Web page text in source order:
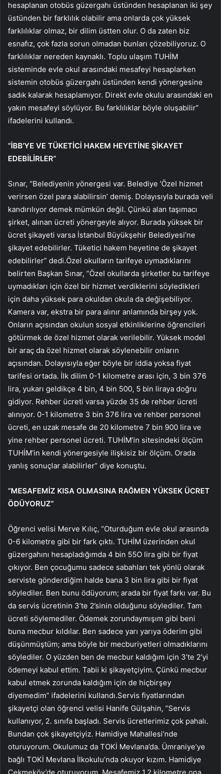
hesaplanan otobüs güzergahı üstünden hesaplanan iki şey
üstünden bir farklılık olabilir ama onlarda çok yüksek
farklılıklar olmaz, bir dilim üstten olur. O da zaten biz
esnafız, çok fazla sorun olmadan bunları çözebiliyoruz. O
farklılıklar nereden kaynaklı. Toplu ulaşım TUHİM
sisteminde evle okul arasındaki mesafeyi hesaplarken
sistemin otobüs güzergahı üstünden kendi yönergesine
sadık kalarak hesaplamıyor. Direkt evle okulu arasındaki en
yakın mesafeyi söylüyor. Bu farklılıklar böyle oluşabilir”
ifadelerini kullandı.
“İBB’YE VE TÜKETİCİ HAKEM HEYETİNE ŞİKAYET
EDEBİLİRLER”
Sınar, “Belediyenin yönergesi var. Belediye ‘Özel hizmet
verirsen özel para alabilirsin’ demiş. Dolayısıyla burada veli
kandırılıyor demek mümkün değil. Çünkü alan taşımacı
şirket, alınan ücreti yönergeyle alıyor. Burada yüksek bir
ücret şikayeti varsa İstanbul Büyükşehir Belediyesi’ne
şikayet edebilirler. Tüketici hakem heyetine de şikayet
edebilirler” dedi.Özel okulların tarifeye uymadıklarını
belirten Başkan Sınar, “Özel okullarda şirketler bu tarifeye
uymadıkları için özel bir hizmet verdiklerini söyledikleri
için daha yüksek para okuldan okula da değişebiliyor.
Kamera var, ekstra bir para alınır anlamında birşey yok.
Onların açısından okulun sosyal etkinliklerine öğrencileri
götürmek de özel hizmet olarak verilebilir. Yüksek model
bir araç da özel hizmet olarak söylenebilir onların
açısından. Dolayısıyla eğer böyle bir iddia yoksa fiyat
tarifesi ortada. İlk dilim 0-1 kilometre arası için, 3 bin 376
lira, yukarı geldikçe 4 bin, 4 bin 500, 5 bin liraya doğru
gidiyor. Rehber ücreti varsa yüzde 35 de rehber ücreti
alınıyor. 0-1 kilometre 3 bin 376 lira ve rehber personel
ücreti, en uzak mesafe de 20 kilometre 7 bin 900 lira ve
yine rehber personel ücreti. TUHİM’in sitesindeki ölçüm
TUHİM’in kendi yönergesiyle ilişkisiz bir ölçüm. Orada
yanlış sonuçlar alabilirler” diye konuştu.
“MESAFEMİZ KISA OLMASINA RAĞMEN YÜKSEK ÜCRET
ÖDÜYORUZ”
Öğrenci velisi Merve Kılıç, “Oturduğum evle okul arasında
0-6 kilometre gibi bir fark çıktı. TUHİM üzerinden okul
güzergahını hesapladığımda 4 bin 55O lira gibi bir fiyat
çıkıyor. Ben çocuğumu sadece sabahları tek yönlü olarak
serviste gönderdiğim halde bana 3 bin lira gibi bir fiyat
söylediler. Ben bunu ödüyorum; arada bir fiyat farkı var. Bu
da servis ücretinin 3’te 2’sinin olduğunu söylediler. Tam
ücreti söylemediler. Ödemek zorundaymışım gibi beni
buna mecbur kıldılar. Ben sadece yarı yarıya öderim gibi
düşünmüştüm; ama böyle bir mecburiyetleri olmadıklarını
söylediler. O yüzden ben de mecbur kaldığım için 3’te 2’yi
ödemeyi kabul ettim. Tabii ki şikayetçiyim. Çünkü mecbur
kabul etmek zorunda kaldığım için de hiçbirşey
diyemedim” ifadelerini kullandı.Servis fiyatlarından
şikayetçi olan öğrenci velisi Hanife Gülşahin, “Servis
kullanıyor, 2. sınıfa başladı. Servis ücretlerimiz çok pahalı.
Bundan çok şikayetçiyiz. Hamidiye Mahallesi’nde
oturuyorum. Okulumuz da TOKİ Mevlana’da. Ümraniye’ye
bağlı TOKİ Mevlana İlkokulu’nda okuyor kızım. Hamidiye